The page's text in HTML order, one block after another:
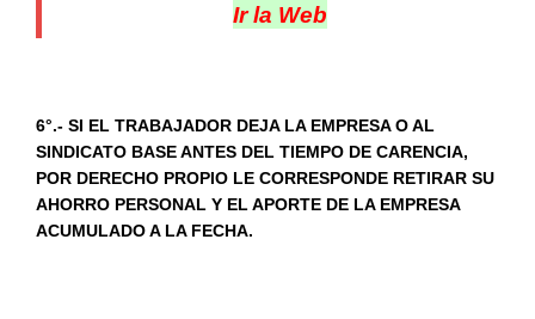
Ir la Web
6°.- SI EL TRABAJADOR DEJA LA EMPRESA O AL
SINDICATO BASE ANTES DEL TIEMPO DE CARENCIA,
POR DERECHO PROPIO LE CORRESPONDE RETIRAR SU
AHORRO PERSONAL Y EL APORTE DE LA EMPRESA
ACUMULADO A LA FECHA.